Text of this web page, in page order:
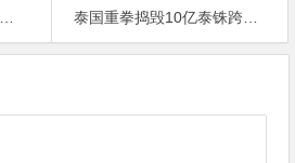
泰国重拳捣毁10亿泰铢跨国赌博网，豪华赃物曝光